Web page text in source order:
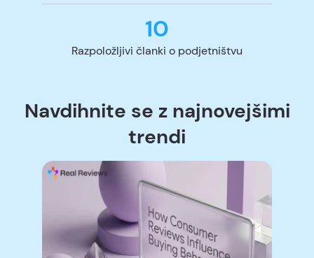
10
Razpoložljivi članki o podjetništvu
Navdihnite se z najnovejšimi
trendi